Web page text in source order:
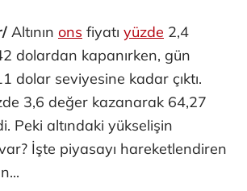
Altının ons fiyatı yüzde 2,4
dolardan kapanırken, gün
dolar seviyesine kadar çıktı.
3,6 değer kazanarak 64,27
Peki altındaki yükselişin
İşte piyasayı hareketlendiren